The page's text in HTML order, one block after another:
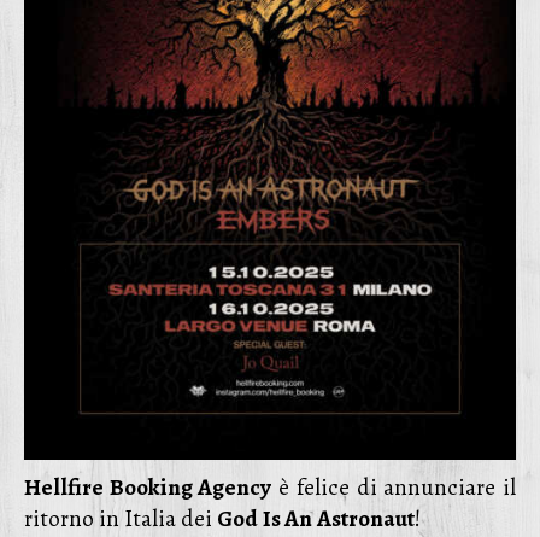
Hellfire Booking Agency è felice di annunciare il
ritorno in Italia dei GodIs AnAstronaut!